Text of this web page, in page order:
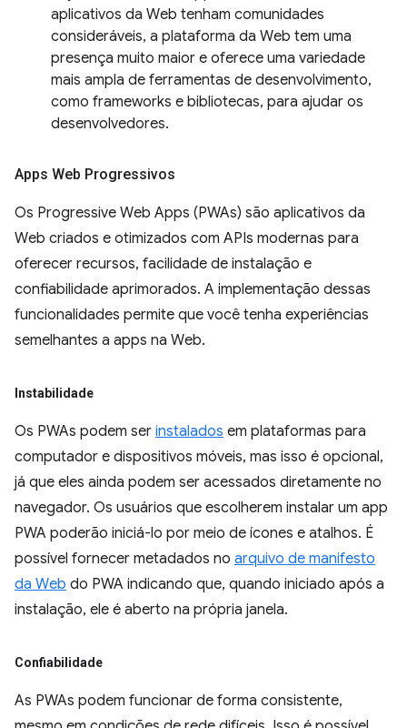
aplicativos da Web tenham comunidades
consideráveis, a plataforma da Web tem uma
presença muito maior e oferece uma variedade
mais ampla de ferramentas de desenvolvimento,
como frameworks e bibliotecas, para ajudar os
desenvolvedores.
Apps Web Progressivos
Os Progressive Web Apps (PWAs) são aplicativos da
Web criados e otimizados com APIs modernas para
oferecer recursos, facilidade de instalação e
confiabilidade aprimorados. A implementação dessas
funcionalidades permite que você tenha experiências
semelhantes a apps na Web.
Instabilidade
Os PWAs podem ser instalados em plataformas para
computador e dispositivos móveis, mas isso é opcional,
já que eles ainda podem ser acessados diretamente no
navegador. Os usuários que escolherem instalar um app
PWA poderão iniciá-lo por meio de ícones e atalhos. É
possível fornecer metadados no arquivo de manifesto
da Web do PWA indicando que, quando iniciado após a
instalação, ele é aberto na própria janela.
Confiabilidade
As PWAs podem funcionar de forma consistente,